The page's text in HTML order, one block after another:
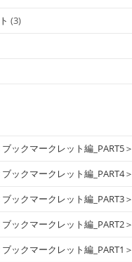
(3)
ックマークレット編_PART5＞
ックマークレット編_PART4＞
ックマークレット編_PART3＞
ックマークレット編_PART2＞
ックマークレット編_PART1＞